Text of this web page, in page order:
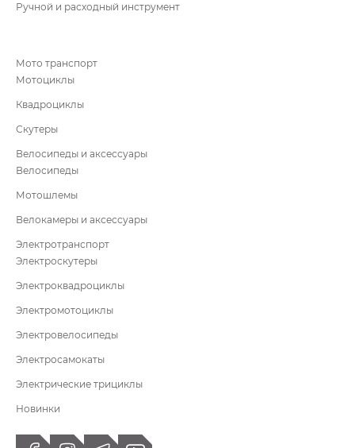
Ручной и расходный инструмент
Мото транспорт
Мотоциклы
Квадроциклы
Скутеры
Велосипеды и аксессуары
Велосипеды
Мотошлемы
Велокамеры и аксессуары
Электротранспорт
Электроскутеры
Электроквадроциклы
Электромотоциклы
Электровелосипеды
Электросамокаты
Электрические трициклы
Новинки